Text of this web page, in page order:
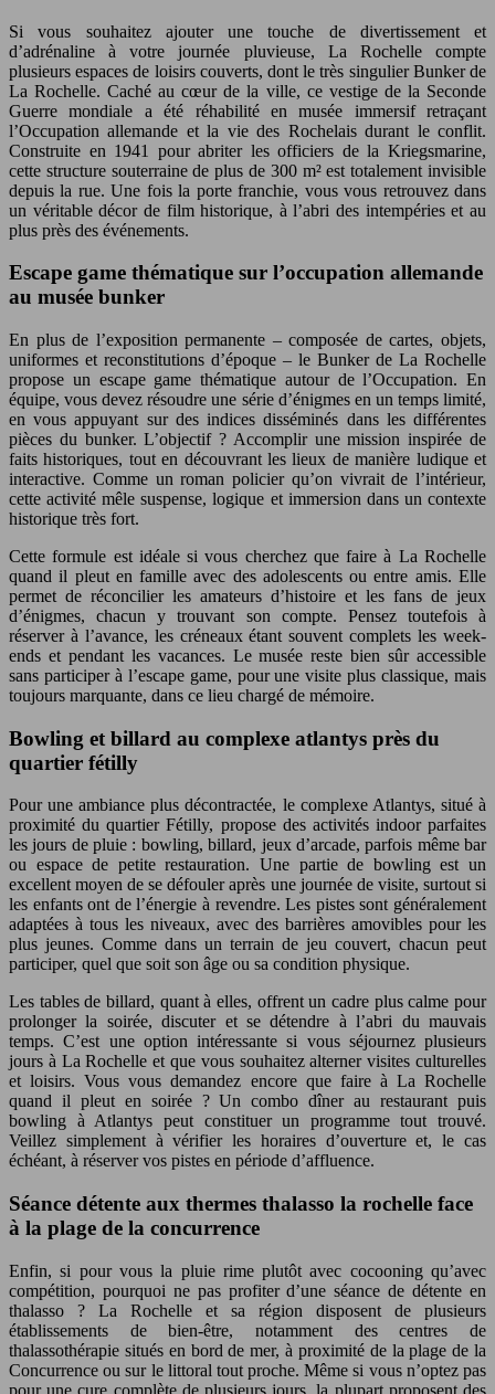
Si vous souhaitez ajouter une touche de divertissement et
d’adrénaline à votre journée pluvieuse, La Rochelle compte
plusieurs espaces de loisirs couverts, dont le très singulier Bunker de
La Rochelle. Caché au cœur de la ville, ce vestige de la Seconde
Guerre mondiale a été réhabilité en musée immersif retraçant
l’Occupation allemande et la vie des Rochelais durant le conflit.
Construite en 1941 pour abriter les officiers de la Kriegsmarine,
cette structure souterraine de plus de 300 m² est totalement invisible
depuis la rue. Une fois la porte franchie, vous vous retrouvez dans
un véritable décor de film historique, à l’abri des intempéries et au
plus près des événements.
Escape game thématique sur l’occupation allemande
au musée bunker
En plus de l’exposition permanente – composée de cartes, objets,
uniformes et reconstitutions d’époque – le Bunker de La Rochelle
propose un escape game thématique autour de l’Occupation. En
équipe, vous devez résoudre une série d’énigmes en un temps limité,
en vous appuyant sur des indices disséminés dans les différentes
pièces du bunker. L’objectif ? Accomplir une mission inspirée de
faits historiques, tout en découvrant les lieux de manière ludique et
interactive. Comme un roman policier qu’on vivrait de l’intérieur,
cette activité mêle suspense, logique et immersion dans un contexte
historique très fort.
Cette formule est idéale si vous cherchez que faire à La Rochelle
quand il pleut en famille avec des adolescents ou entre amis. Elle
permet de réconcilier les amateurs d’histoire et les fans de jeux
d’énigmes, chacun y trouvant son compte. Pensez toutefois à
réserver à l’avance, les créneaux étant souvent complets les week-
ends et pendant les vacances. Le musée reste bien sûr accessible
sans participer à l’escape game, pour une visite plus classique, mais
toujours marquante, dans ce lieu chargé de mémoire.
Bowling et billard au complexe atlantys près du
quartier fétilly
Pour une ambiance plus décontractée, le complexe Atlantys, situé à
proximité du quartier Fétilly, propose des activités indoor parfaites
les jours de pluie : bowling, billard, jeux d’arcade, parfois même bar
ou espace de petite restauration. Une partie de bowling est un
excellent moyen de se défouler après une journée de visite, surtout si
les enfants ont de l’énergie à revendre. Les pistes sont généralement
adaptées à tous les niveaux, avec des barrières amovibles pour les
plus jeunes. Comme dans un terrain de jeu couvert, chacun peut
participer, quel que soit son âge ou sa condition physique.
Les tables de billard, quant à elles, offrent un cadre plus calme pour
prolonger la soirée, discuter et se détendre à l’abri du mauvais
temps. C’est une option intéressante si vous séjournez plusieurs
jours à La Rochelle et que vous souhaitez alterner visites culturelles
et loisirs. Vous vous demandez encore que faire à La Rochelle
quand il pleut en soirée ? Un combo dîner au restaurant puis
bowling à Atlantys peut constituer un programme tout trouvé.
Veillez simplement à vérifier les horaires d’ouverture et, le cas
échéant, à réserver vos pistes en période d’affluence.
Séance détente aux thermes thalasso la rochelle face
à la plage de la concurrence
Enfin, si pour vous la pluie rime plutôt avec cocooning qu’avec
compétition, pourquoi ne pas profiter d’une séance de détente en
thalasso ? La Rochelle et sa région disposent de plusieurs
établissements de bien-être, notamment des centres de
thalassothérapie situés en bord de mer, à proximité de la plage de la
Concurrence ou sur le littoral tout proche. Même si vous n’optez pas
pour une cure complète de plusieurs jours, la plupart proposent des